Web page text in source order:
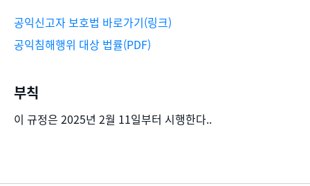
공익신고자 보호법 바로가기(링크)
공익침해행위 대상 법률(PDF)
부칙
이 규정은 2025년 2월 11일부터 시행한다..